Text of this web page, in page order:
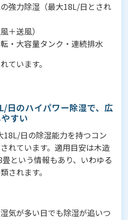
強力除湿（最大18L/日とされ
＋送風）
・大容量タンク・連続排水
ています。
日のハイパワー除湿で、広
すい
18L/日の除湿能力を持つコン
れています。適用目安は木造
という情報もあり、いわゆる
されます。
気が多い日でも除湿が追いつ